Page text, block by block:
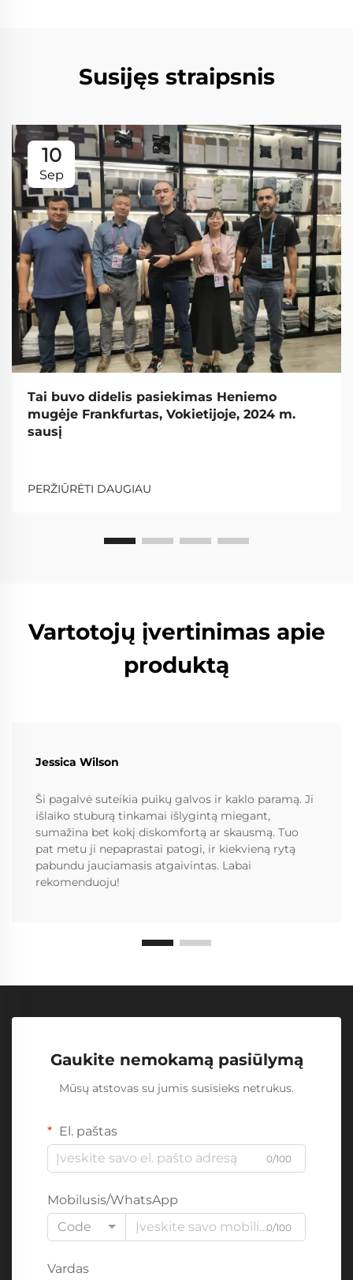
Susijęs straipsnis
10
Sep
Tai buvo didelis pasiekimas Heniemo
mugėje Frankfurtas, Vokietijoje, 2024 m.
sausį
PERŽIŪRĖTI DAUGIAU
Vartotojų įvertinimas apie
produktą
Jessica Wilson
Ši pagalvė suteikia puikų galvos ir kaklo paramą. Ji
išlaiko stuburą tinkamai išlygintą miegant,
sumažina bet kokį diskomfortą ar skausmą. Tuo
pat metu ji nepaprastai patogi, ir kiekvieną rytą
pabundu jauciamasis atgaivintas. Labai
rekomenduoju!
Gaukite nemokamą pasiūlymą
Mūsų atstovas su jumis susisieks netrukus.
El. paštas
0/100
Mobilusis/WhatsApp
Code
0/100
Vardas